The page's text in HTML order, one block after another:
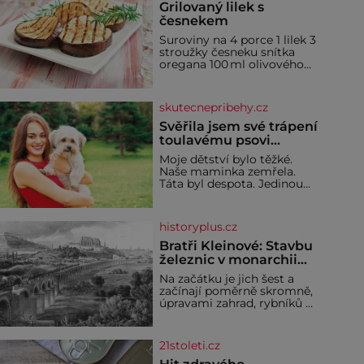
Grilovaný lilek s
česnekem
Suroviny na 4 porce 1 lilek 3
stroužky česneku snítka
oregana 100 ml olivového
grilovací hliníkové misky
narovnejte nasucho kolečka
lilku.
skutecnepribehy.cz
Svěřila jsem své trápení
toulavému psovi
Bobimu
Moje dětství bylo těžké.
Naše maminka zemřela.
Táta byl despota. Jedinou
jsem jako dítě měla peklo.
Maminka zemřela, když
jsem byla ještě malá. Otec
hodně pil a často dokázal
propít skoro celou výplatu.
Čtyři roky jsem chodila do
školy u nás na vesnici. Měli
mě tam rádi, protože
historyplus.cz
Bratři Kleinové: Stavbu
železnic v monarchii
ovládli samouci
Na začátku je jich šest a
začínají poměrně skromně,
úpravami zahrad, rybníků a
železnic. Během 40 let
vybudují na území
21stoleti.cz